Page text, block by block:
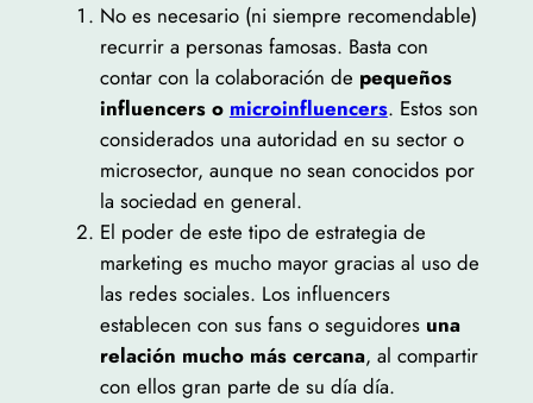
No es necesario (ni siempre recomendable)
recurrir a personas famosas. Basta con
contar con la colaboración de pequeños
influencers o microinfluencers. Estos son
considerados una autoridad en su sector o
microsector, aunque no sean conocidos por
la sociedad en general.
El poder de este tipo de estrategia de
marketing es mucho mayor gracias al uso de
las redes sociales. Los influencers
establecen con sus fans o seguidores una
relación mucho más cercana, al compartir
con ellos gran parte de su día día.